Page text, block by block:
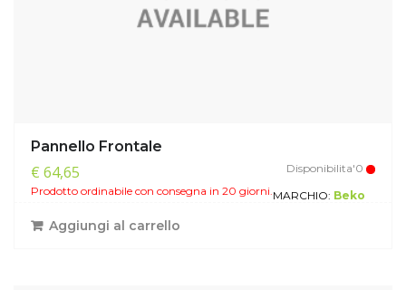
Pannello Frontale
€ 64,65
Disponibilita'0
Prodotto ordinabile con consegna in 20 giorni.MARCHIO: Beko
Aggiungi al carrello